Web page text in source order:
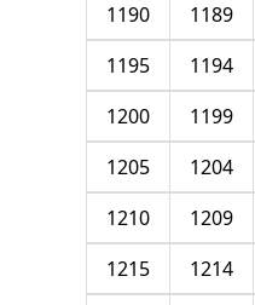
1189
1190
1194
1195
1199
1200
1204
1205
1209
1210
1214
1215